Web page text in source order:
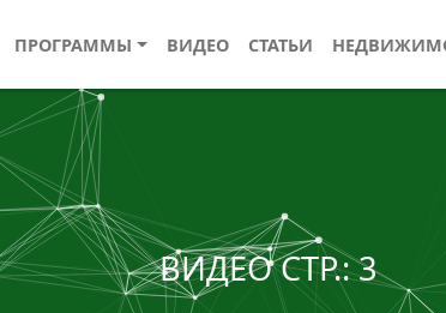
ПРОГРАММЫ ВИДЕО СТАТЬИ
ВИДЕО СТР.: 3